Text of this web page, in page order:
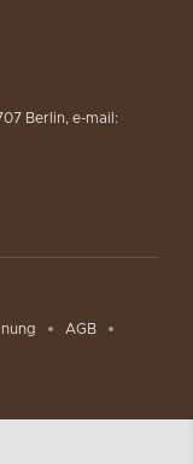
Berlin, e-mail:
AGB